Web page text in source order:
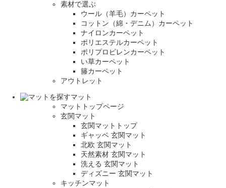
素材で選ぶ
ウール（羊毛）カーペット
コットン（綿・デニム）カーペット
ナイロンカーペット
ポリエステルカーペット
ポリプロピレンカーペット
い草カーペット
籐カーペット
アウトレット
マット
マットトップページ
玄関マット
玄関マットトップ
ギャッベ 玄関マット
北欧 玄関マット
天然素材 玄関マット
洗える 玄関マット
ディズニー 玄関マット
キッチンマット